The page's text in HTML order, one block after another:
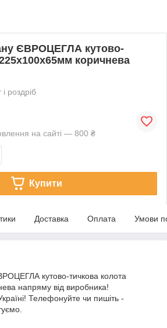
ЄВРОЦЕГЛА кутово-
коричнева
роздріб
на сайті — 800 ₴
Купити
Доставка Оплата Умови
кутово-тичкова колота
напряму від виробника!
Телефонуйте чи пишіть -